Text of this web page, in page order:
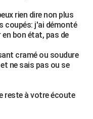
rien dire non plus
coupés: j'ai démonté
bon état, pas de
cramé ou soudure
ne sais pas ou se
reste à votre écoute